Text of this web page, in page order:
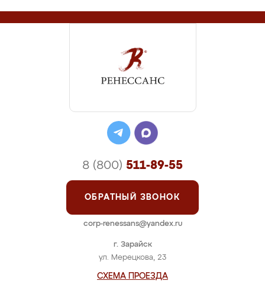
г. Зарайск
ул. Мерецкова, 23
СХЕМА ПРОЕЗДА
8 (800) 511-89-55
ОБРАТНЫЙ ЗВОНОК
corp-renessans@yandex.ru